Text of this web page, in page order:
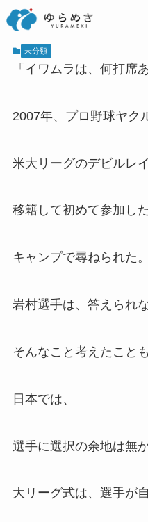
未分類
「イワムラは、何打席
2007年、プロ野球ヤク
米大リーグのデビルレ
移籍して初めて参加した
キャンプで尋ねられた。
岩村選手は、答えられ
そんなこと考えたこと
日本では、
選手に選択の余地は無
大リーグ式は、選手が